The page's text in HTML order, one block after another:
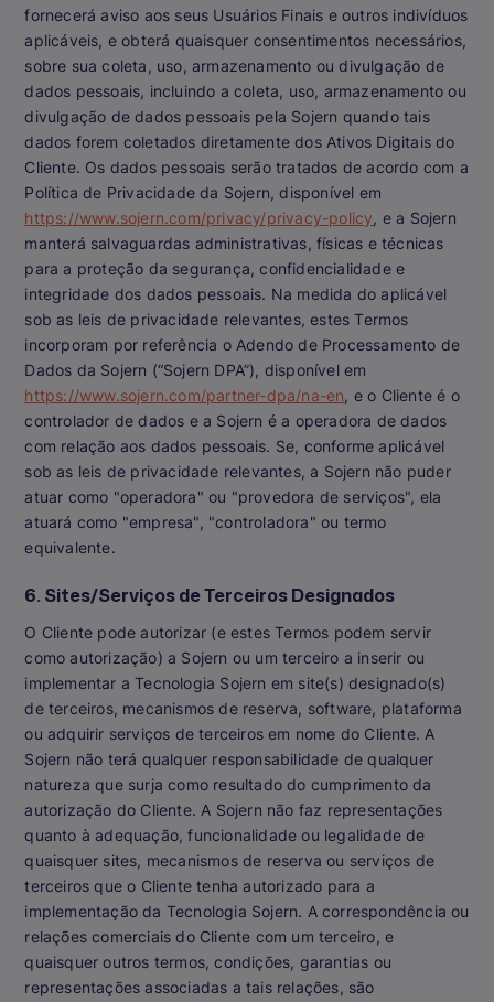
fornecerá aviso aos seus Usuários Finais e outros indivíduos
aplicáveis, e obterá quaisquer consentimentos necessários,
sobre sua coleta, uso, armazenamento ou divulgação de
dados pessoais, incluindo a coleta, uso, armazenamento ou
divulgação de dados pessoais pela Sojern quando tais
dados forem coletados diretamente dos Ativos Digitais do
Cliente. Os dados pessoais serão tratados de acordo com a
Política de Privacidade da Sojern, disponível em
https://www.sojern.com/privacy/privacy-policy, e a Sojern
manterá salvaguardas administrativas, físicas e técnicas
para a proteção da segurança, confidencialidade e
integridade dos dados pessoais. Na medida do aplicável
sob as leis de privacidade relevantes, estes Termos
incorporam por referência o Adendo de Processamento de
Dados da Sojern (“Sojern DPA”), disponível em
https://www.sojern.com/partner-dpa/na-en, e o Cliente é o
controlador de dados e a Sojern é a operadora de dados
com relação aos dados pessoais. Se, conforme aplicável
sob as leis de privacidade relevantes, a Sojern não puder
atuar como "operadora" ou "provedora de serviços", ela
atuará como "empresa", "controladora" ou termo
equivalente.
6. Sites/Serviços de Terceiros Designados
O Cliente pode autorizar (e estes Termos podem servir
como autorização) a Sojern ou um terceiro a inserir ou
implementar a Tecnologia Sojern em site(s) designado(s)
de terceiros, mecanismos de reserva, software, plataforma
ou adquirir serviços de terceiros em nome do Cliente. A
Sojern não terá qualquer responsabilidade de qualquer
natureza que surja como resultado do cumprimento da
autorização do Cliente. A Sojern não faz representações
quanto à adequação, funcionalidade ou legalidade de
quaisquer sites, mecanismos de reserva ou serviços de
terceiros que o Cliente tenha autorizado para a
implementação da Tecnologia Sojern. A correspondência ou
relações comerciais do Cliente com um terceiro, e
quaisquer outros termos, condições, garantias ou
representações associadas a tais relações, são